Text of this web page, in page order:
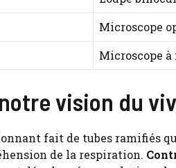
Microscope
Microscope
vision du
fait de tubes ramifiés
de la respiration.